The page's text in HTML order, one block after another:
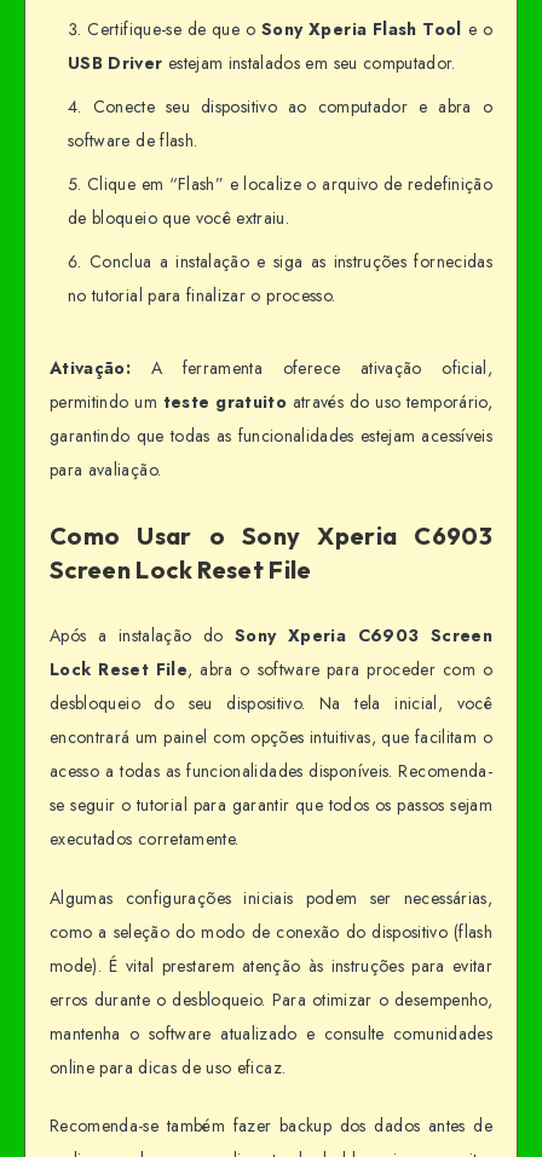
Certifique-se de que o Sony Xperia Flash Tool e o
USB Driver estejam instalados em seu computador.
Conecte seu dispositivo ao computador e abra o
software de flash.
Clique em “Flash” e localize o arquivo de redefinição
de bloqueio que você extraiu.
Conclua a instalação e siga as instruções fornecidas
no tutorial para finalizar o processo.
Ativação: A ferramenta oferece ativação oficial,
permitindo um teste gratuitoatravés do uso temporário,
garantindo que todas as funcionalidades estejam acessíveis
para avaliação.
Como Usar o Sony Xperia C6903
Screen Lock Reset File
Após a instalação doSony Xperia C6903 Screen
Lock Reset File, abra o software para proceder com o
desbloqueio do seu dispositivo. Na tela inicial, você
encontrará um painel com opções intuitivas, que facilitam o
acesso a todas as funcionalidades disponíveis. Recomenda-
se seguir o tutorial para garantir que todos os passos sejam
executados corretamente.
Algumas configurações iniciais podem ser necessárias,
como a seleção do modo de conexão do dispositivo (flash
mode). É vital prestarem atenção às instruções para evitar
erros durante o desbloqueio. Para otimizar o desempenho,
mantenha o software atualizado e consulte comunidades
online para dicas de uso eficaz.
Recomenda-se também fazer backup dos dados antes de